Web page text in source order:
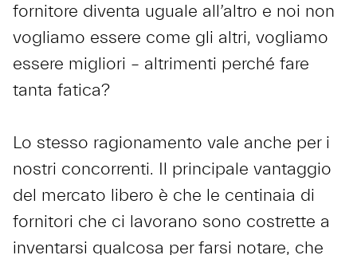
fornitore diventa uguale all’altro e noi non
vogliamo essere come gli altri, vogliamo
essere migliori – altrimenti perché fare
tanta fatica?
Lo stesso ragionamento vale anche per i
nostri concorrenti. Il principale vantaggio
del mercato libero è che le centinaia di
fornitori che ci lavorano sono costrette a
inventarsi qualcosa per farsi notare, che